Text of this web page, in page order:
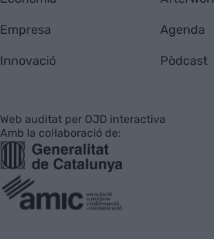
Empresa
Innovació
Agenda
Pòdcast
Web auditat per OJD interactiva
Amb la col·laboració de: